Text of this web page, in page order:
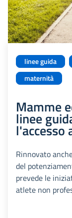
linee guida
maternità
Mamme
linee
l'accesso
Rinnovato
del
prevede le
atlete non